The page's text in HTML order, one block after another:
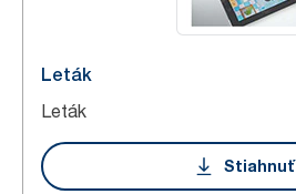
Leták
Leták
Stiahnuť